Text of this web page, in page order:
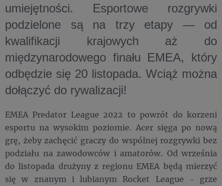
umiejętności. Esportowe rozgrywki
podzielone są na trzy etapy — od
kwalifikacji krajowych aż do
międzynarodowego finału EMEA, który
odbędzie się 20 listopada. Wciąż można
dołączyć do rywalizacji!
EMEA Predator League 2022 to powrót do korzeni
esportu na wysokim poziomie. Acer sięga po nową
grę, żeby zachęcić graczy do wspólnej rozgrywki bez
podziału na zawodowców i amatorów. Od września
do listopada drużyny z regionu EMEA będą mierzyć
się w znanym i lubianym Rocket League - grze